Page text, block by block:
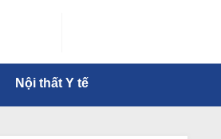
Nội thất Y tế